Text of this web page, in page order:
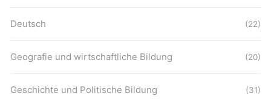
Deutsch (22)
Geografie und wirtschaftliche Bildung (20)
Geschichte und Politische Bildung (31)